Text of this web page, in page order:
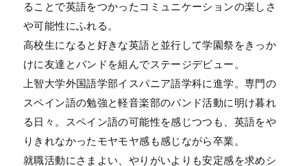
ることで英語をつかったコミュニケーションの楽しさ
や可能性にふれる。
高校生になると好きな英語と並行して学園祭をきっか
けに友達とバンドを組んでステージデビュー。
上智大学外国語学部イスパニア語学科に進学。専門の
スペイン語の勉強と軽音楽部のバンド活動に明け暮れ
る日々。スペイン語の可能性を感じつつも、英語をや
りきれなかったモヤモヤ感も感じながら卒業。
就職活動にさまよい、やりがいよりも安定感を求めシ